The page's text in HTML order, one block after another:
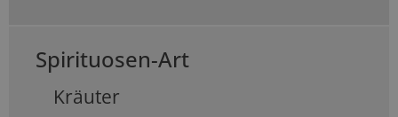
Spirituosen-Art
Kräuter